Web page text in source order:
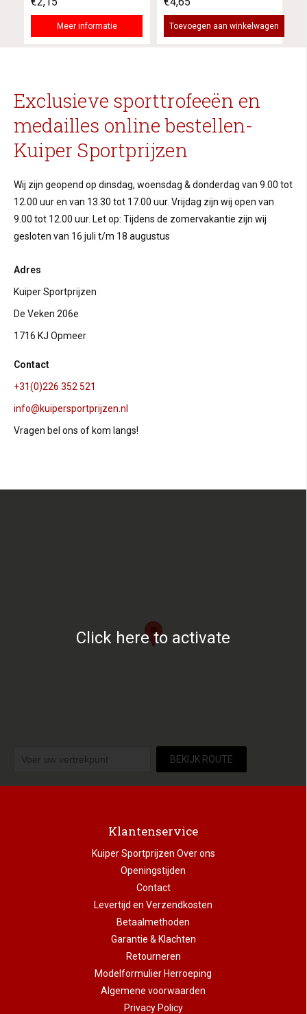
Meer informatie Toevoegen aan winkelwagen
Exclusieve sporttrofeeën en
medailles online bestellen-
Kuiper Sportprijzen
Wij zijn geopend op dinsdag, woensdag & donderdag van 9.00 tot
12.00 uur en van 13.30 tot 17.00 uur. Vrijdag zijn wij open van
9.00 tot 12.00 uur. Let op: Tijdens de zomervakantie zijn wij
gesloten van 16 juli t/m 18 augustus
Adres
Kuiper Sportprijzen
De Veken 206e
1716 KJ Opmeer
Contact
+31(0)226 352 521
info@kuipersportprijzen.nl
Vragen bel ons of kom langs!
Click here to activate
BEKIJK ROUTE
Klantenservice
Kuiper Sportprijzen Over ons
Openingstijden
Contact
Levertijd en Verzendkosten
Betaalmethoden
Garantie & Klachten
Retourneren
Modelformulier Herroeping
Algemene voorwaarden
Privacy Policy